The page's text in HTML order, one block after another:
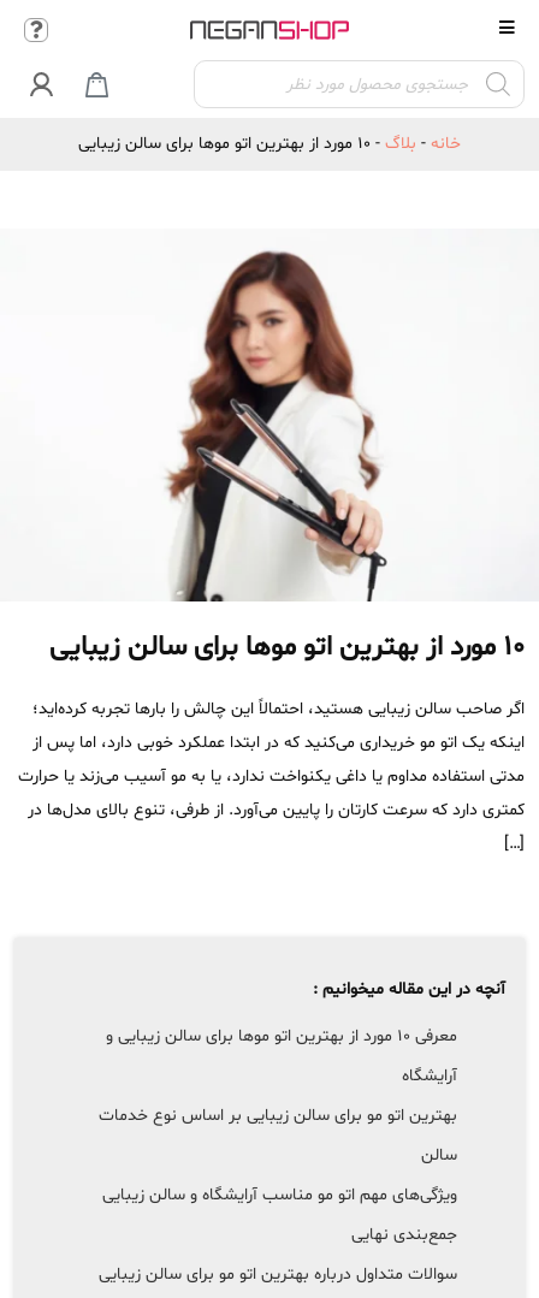
Products
search

خانه - بلاگ - ۱۰ مورد از بهترین اتو موها برای سالن زیبایی
۱۰ مورد از بهترین اتو موها برای سالن زیبایی
اگر صاحب سالن زیبایی هستید، احتمالاً این چالش را بارها تجربه کرده‌اید؛
اینکه یک اتو مو خریداری می‌کنید که در ابتدا عملکرد خوبی دارد، اما پس از
مدتی استفاده مداوم یا داغی یکنواخت ندارد، یا به مو آسیب می‌زند یا حرارت
کمتری دارد که سرعت کارتان را پایین می‌آورد. از طرفی، تنوع بالای مدل‌ها در
[…]
آنچه در این مقاله میخوانیم :
معرفی 10 مورد از بهترین اتو موها برای سالن زیبایی و
آرایشگاه
بهترین اتو مو برای سالن زیبایی بر اساس نوع خدمات
سالن
ویژگی‌های مهم اتو مو مناسب آرایشگاه و سالن زیبایی
جمع‌بندی نهایی
سوالات متداول درباره بهترین اتو مو برای سالن زیبایی